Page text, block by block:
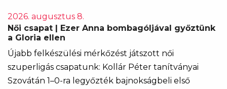
2026. augusztus 8.
Női csapat | Ezer Anna bombagóljával győztünk
a Gloria ellen
Újabb felkészülési mérkőzést játszott női
szuperligás csapatunk: Kollár Péter tanítványai
Szovátán 1–0-ra legyőzték bajnokságbeli első